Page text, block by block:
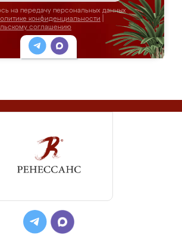
на передачу персональных данных
конфиденциальности
соглашению